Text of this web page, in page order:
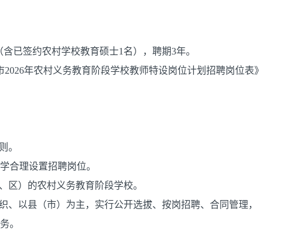
已签约农村学校教育硕士1名），聘期3年。
年农村义务教育阶段学校教师特设岗位计划招聘岗位表》
。
合理设置招聘岗位。
区）的农村义务教育阶段学校。
、以县（市）为主，实行公开选拔、按岗招聘、合同管理，
。